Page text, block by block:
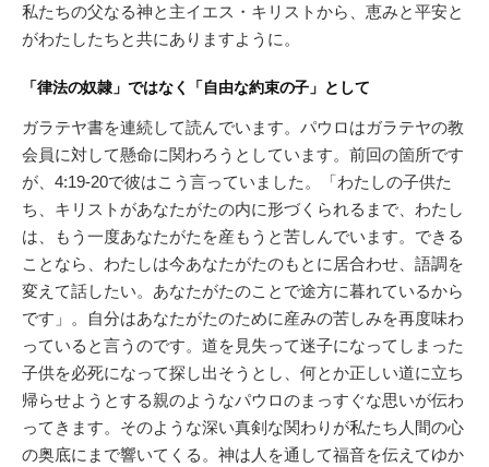
私たちの父なる神と主イエス・キリストから、恵みと平安と
がわたしたちと共にありますように。
「律法の奴隷」ではなく「自由な約束の子」として
ガラテヤ書を連続して読んでいます。パウロはガラテヤの教
会員に対して懸命に関わろうとしています。前回の箇所です
が、4:19-20で彼はこう言っていました。「わたしの子供た
ち、キリストがあなたがたの内に形づくられるまで、わたし
は、もう一度あなたがたを産もうと苦しんでいます。できる
ことなら、わたしは今あなたがたのもとに居合わせ、語調を
変えて話したい。あなたがたのことで途方に暮れているから
です」。自分はあなたがたのために産みの苦しみを再度味わ
っていると言うのです。道を見失って迷子になってしまった
子供を必死になって探し出そうとし、何とか正しい道に立ち
帰らせようとする親のようなパウロのまっすぐな思いが伝わ
ってきます。そのような深い真剣な関わりが私たち人間の心
の奥底にまで響いてくる。神は人を通して福音を伝えてゆか